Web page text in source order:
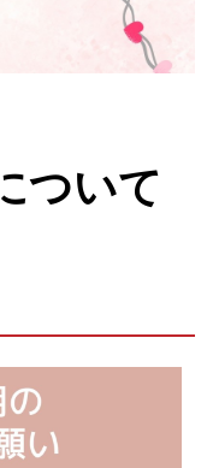
ついて